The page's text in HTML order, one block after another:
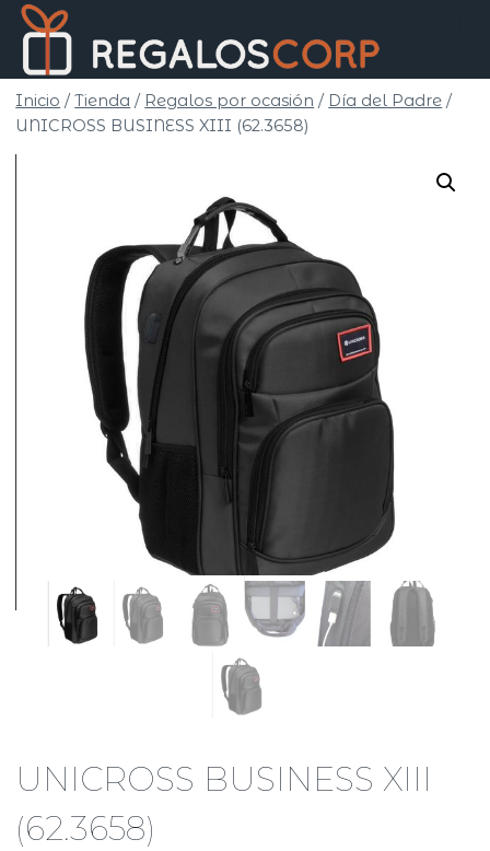
Saltar
contenido
Inicio / Tienda / Regalos por ocasión / Día del Padre /
UNICROSS BUSINESS XIII (62.3658)
UNICROSS BUSINESS XIII
(62.3658)